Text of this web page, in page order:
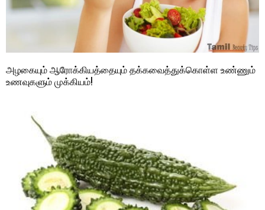
அழகையும் ஆரோக்கியத்தையும் தக்கவைத்துக்கொள்ள உண்ணும்
உணவுகளும் முக்கியம்!